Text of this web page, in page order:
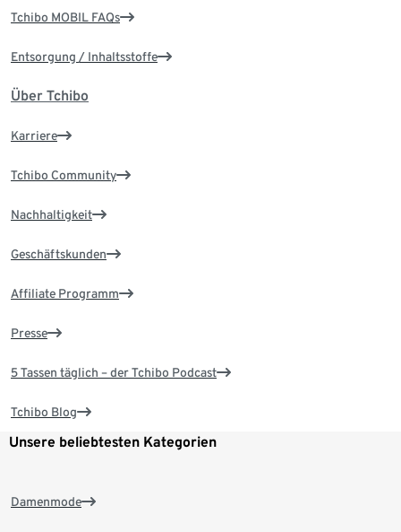
Tchibo MOBIL FAQs
Entsorgung / Inhaltsstoffe
Über Tchibo
Karriere
Tchibo Community
Nachhaltigkeit
Geschäftskunden
Affiliate Programm
Presse
5 Tassen täglich – der Tchibo Podcast
Tchibo Blog
Unsere beliebtesten Kategorien
Damenmode